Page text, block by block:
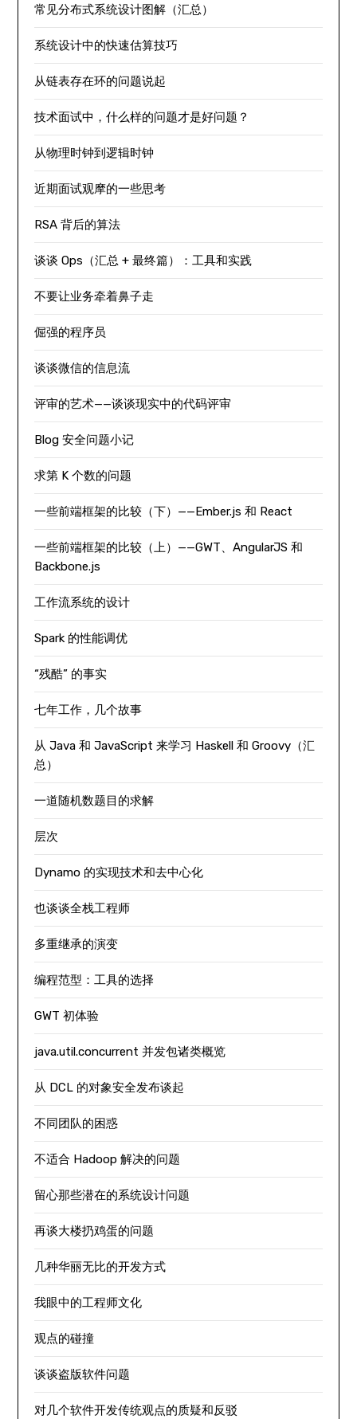
常见分布式系统设计图解（汇总）
系统设计中的快速估算技巧
从链表存在环的问题说起
技术面试中，什么样的问题才是好问题？
从物理时钟到逻辑时钟
近期面试观摩的一些思考
RSA 背后的算法
谈谈 Ops（汇总 + 最终篇）：工具和实践
不要让业务牵着鼻子走
倔强的程序员
谈谈微信的信息流
评审的艺术——谈谈现实中的代码评审
Blog 安全问题小记
求第 K 个数的问题
一些前端框架的比较（下）——Ember.js 和 React
一些前端框架的比较（上）——GWT、AngularJS 和
Backbone.js
工作流系统的设计
Spark 的性能调优
“残酷” 的事实
七年工作，几个故事
从 Java 和 JavaScript 来学习 Haskell 和 Groovy（汇
总）
一道随机数题目的求解
层次
Dynamo 的实现技术和去中心化
也谈谈全栈工程师
多重继承的演变
编程范型：工具的选择
GWT 初体验
java.util.concurrent 并发包诸类概览
从 DCL 的对象安全发布谈起
不同团队的困惑
不适合 Hadoop 解决的问题
留心那些潜在的系统设计问题
再谈大楼扔鸡蛋的问题
几种华丽无比的开发方式
我眼中的工程师文化
观点的碰撞
谈谈盗版软件问题
对几个软件开发传统观点的质疑和反驳